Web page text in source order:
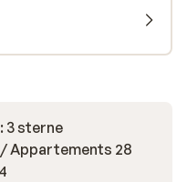
3 sterne
Appartements 28